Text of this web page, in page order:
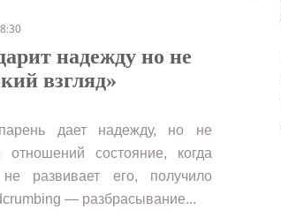
надежду но не
взгляд»
дает надежду, но не
состояние, когда
развивает его, получило
— разбрасывание...